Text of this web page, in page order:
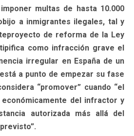
multas de hasta 10.000
a inmigrantes ilegales, tal y
de reforma de la Ley
como infracción grave el
irregular en España de un
a punto de empezar su fase
“promover” cuando “el
económicamente del infractor y
autorizada más allá del